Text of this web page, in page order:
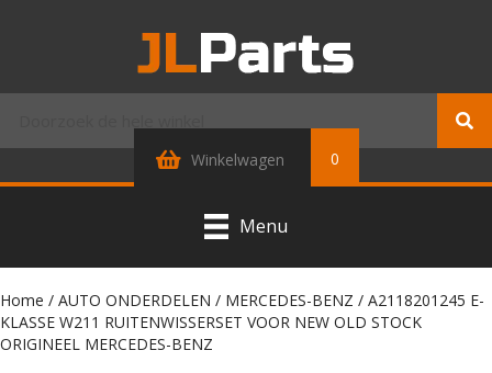
Winkelwagen 0
Menu
Home / AUTO ONDERDELEN / MERCEDES-BENZ / A2118201245 E-
KLASSE W211 RUITENWISSERSET VOOR NEW OLD STOCK
ORIGINEEL MERCEDES-BENZ